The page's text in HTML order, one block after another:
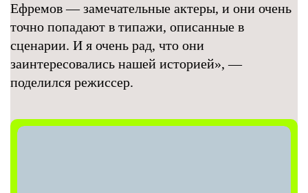
Ефремов — замечательные актеры, и они очень
точно попадают в типажи, описанные в
сценарии. И я очень рад, что они
заинтересовались нашей историей», —
поделился режиссер.